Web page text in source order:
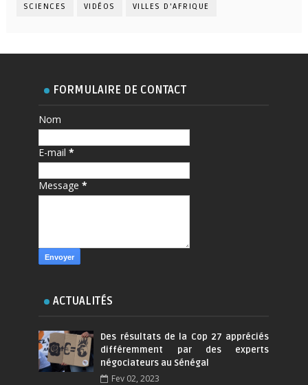
SCIENCES VIDÉOS VILLES D'AFRIQUE
FORMULAIRE DE CONTACT
Nom
E-mail*
Message*
ACTUALITÉS
Des résultats de la Cop 27 appréciés
différemment par des experts
négociateurs au Sénégal
Fev 02, 2023